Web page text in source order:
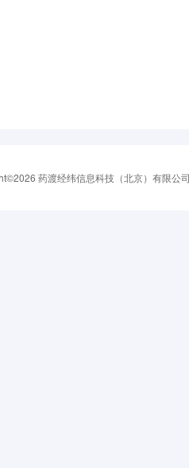
药渡经纬信息科技（北京）有限公